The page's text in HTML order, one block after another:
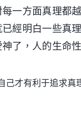
一方面真理都
經明白一些真
了，人的生命
才有利于追求真